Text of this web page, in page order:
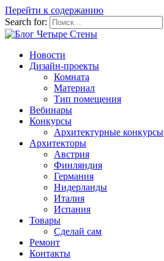
Перейти к содержанию
Search for:
Новости
Дизайн-проекты
Комната
Материал
Тип помещения
Вебинары
Конкурсы
Архитектурные конкурсы
Архитекторы
Австрия
Финляндия
Германия
Нидерланды
Италия
Испания
Товары
Сделай сам
Ремонт
Контакты